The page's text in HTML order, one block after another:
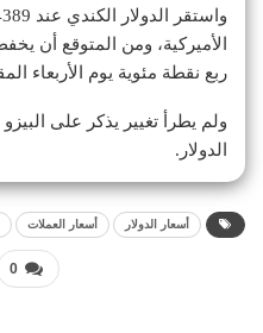
الأميركية، ومن المتوقع أن
ربع نقطة مئوية يوم الأربعاء
الدولار.
أسعار الدولار أسعار العملات
0